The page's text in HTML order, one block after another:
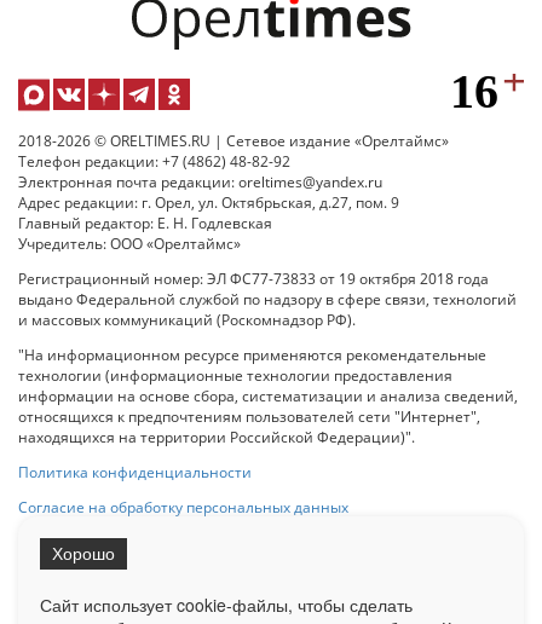
2018-2026 © ORELTIMES.RU | Сетевое издание «Орелтаймс»
Телефон редакции: +7 (4862) 48-82-92
Электронная почта редакции: oreltimes@yandex.ru
Адрес редакции: г. Орел, ул. Октябрьская, д.27, пом. 9
Главный редактор: Е. Н. Годлевская
Учредитель: ООО «Орелтаймс»
Регистрационный номер: ЭЛ ФС77-73833 от 19 октября 2018 года
выдано Федеральной службой по надзору в сфере связи, технологий
и массовых коммуникаций (Роскомнадзор РФ).
"На информационном ресурсе применяются рекомендательные
технологии (информационные технологии предоставления
информации на основе сбора, систематизации и анализа сведений,
относящихся к предпочтениям пользователей сети "Интернет",
находящихся на территории Российской Федерации)".
Политика конфиденциальности
Согласие на обработку персональных данных
на Сетевое издание «ОрелТаймс» обязательна.
Сайт использует cookie-файлы, чтобы сделать
Хорошо